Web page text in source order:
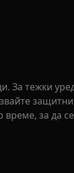
За тежки
защитни
за да се